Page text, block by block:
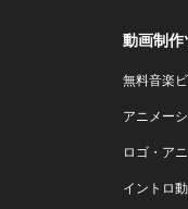
動画制作
無料音楽
アニメー
ロゴ・ア
イントロ